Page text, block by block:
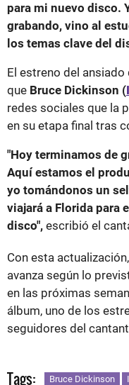
para mi nuevo disco.
grabando, vino al
los temas clave del
El estreno del
que Bruce Dickinson (
redes sociales que la
en su etapa final tras
"Hoy terminamos de
Aquí estamos el
yo tomándonos un
viajará a Florida para
disco", escribió el
Con esta
avanza según lo
en las próximas
álbum, uno de los
seguidores del
Tags: Bruce Dickinson